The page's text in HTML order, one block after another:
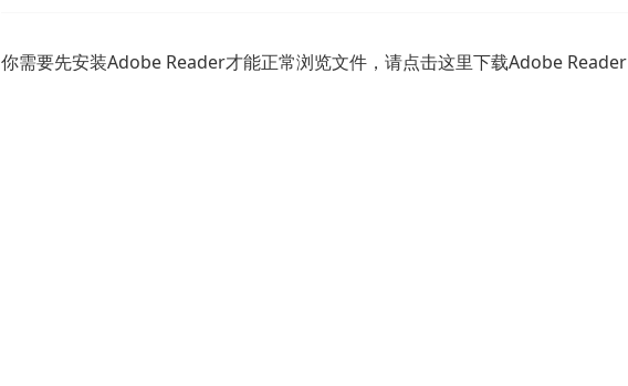
你需要先安装Adobe Reader才能正常浏览文件，请点击这里下载Adobe Reader